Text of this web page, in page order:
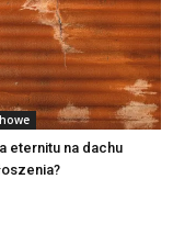
eternitu na dachu